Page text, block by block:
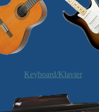
Keyboard/Klavier